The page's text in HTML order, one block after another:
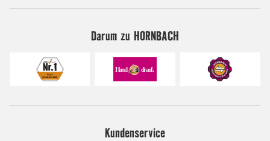
Darum zu HORNBACH
Kundenservice